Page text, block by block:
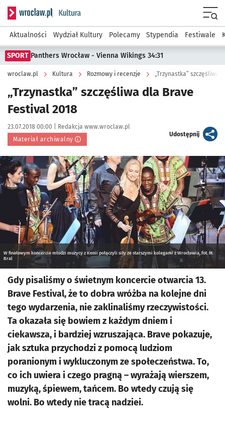
Serwis informacyjny wroclaw.pl podserwis: Kultura
Aktualności Wydział Kultury Polecamy Stypendia Festiwale
SPORT Panthers Wrocław - Vienna Wikings 34:31
wroclaw.pl Kultura Rozmowy i recenzje „Trzynastka” szczęśliwa
„Trzynastka” szczęśliwa dla Brave
Festival 2018
Data publikacji:
23.07.2018 00:00 | Autor:
Redakcja www.wroclaw.pl
Materiał archiwalny
Udostępnijartykuł
Kliknij, aby powiększyć
W finałowym koncercie młodzi muzycy z Kenii połączyli siły ze starszymi kolegami z Wrocławia, fot. M.
Bral
Gdy pisaliśmy o świetnym koncercie otwarcia 13.
Brave Festival, że to dobra wróżba na kolejne dni
tego wydarzenia, nie zaklinaliśmy rzeczywistości.
Ta okazała się bowiem z każdym dniem i
ciekawsza, i bardziej wzruszająca. Brave pokazuje,
jak sztuka przychodzi z pomocą ludziom
poranionym i wykluczonym ze społeczeństwa. To,
co ich uwiera i czego pragną – wyrażają wierszem,
muzyką, śpiewem, tańcem. Bo wtedy czują się
wolni. Bo wtedy nie tracą nadziei.